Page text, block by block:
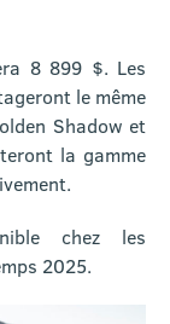
8 899 $. Les
le même
Shadow et
la gamme
chez les
2025.